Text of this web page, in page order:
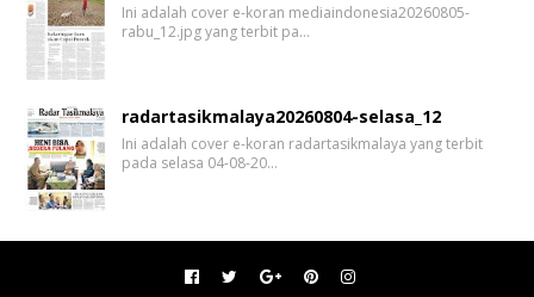
Ini adalah cover e-koran mediaindonesia20260805-
rabu_12.jpg yang terbit pa…
radartasikmalaya20260804-selasa_12
Ini adalah cover e-koran radartasikmalaya yang terbit
pada selasa 04-08-20…